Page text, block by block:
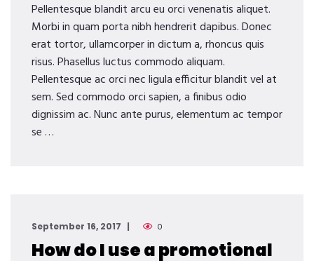
Pellentesque blandit arcu eu orci venenatis aliquet.
Morbi in quam porta nibh hendrerit dapibus. Donec
erat tortor, ullamcorper in dictum a, rhoncus quis
risus. Phasellus luctus commodo aliquam.
Pellentesque ac orci nec ligula efficitur blandit vel at
sem. Sed commodo orci sapien, a finibus odio
dignissim ac. Nunc ante purus, elementum ac tempor
se …
September 16, 2017 0
How do I use a promotional